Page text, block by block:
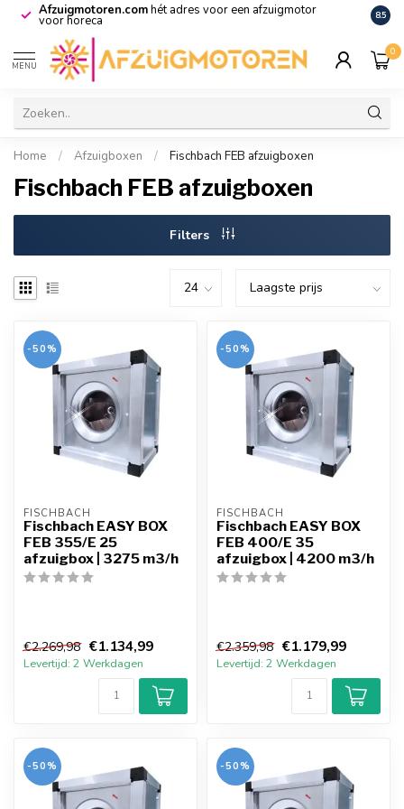
Afzuigmotoren.comhét adres voor een afzuigmotor
voor horeca De
8.5
MENU
0
Home / Afzuigboxen / Fischbach FEB afzuigboxen
Fischbach FEB afzuigboxen
Filters
-50%
FISCHBACH
Fischbach EASY BOX
FEB 355/E 25
afzuigbox | 3275 m3/h
€2.269,98 €1.134,99
Levertijd: 2 Werkdagen
-50%
FISCHBACH
Fischbach EASY BOX
FEB 400/E 35
afzuigbox | 4200 m3/h
€2.359,98 €1.179,99
Levertijd: 2 Werkdagen
-50% -50%